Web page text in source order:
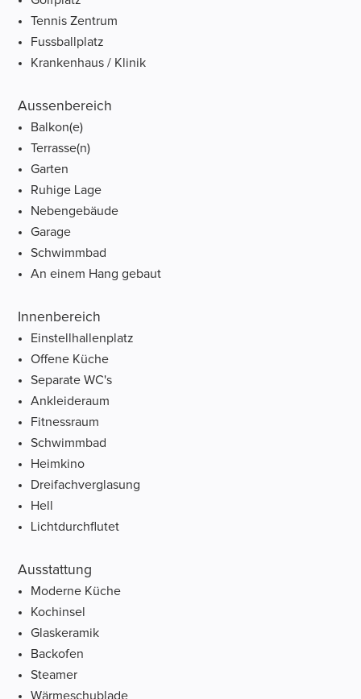
Tennis Zentrum
Fussballplatz
Krankenhaus / Klinik
Aussenbereich
Balkon(e)
Terrasse(n)
Garten
Ruhige Lage
Nebengebäude
Garage
Schwimmbad
An einem Hang gebaut
Innenbereich
Einstellhallenplatz
Offene Küche
Separate WC's
Ankleideraum
Fitnessraum
Schwimmbad
Heimkino
Dreifachverglasung
Hell
Lichtdurchflutet
Ausstattung
Moderne Küche
Kochinsel
Glaskeramik
Backofen
Steamer
Wärmeschublade